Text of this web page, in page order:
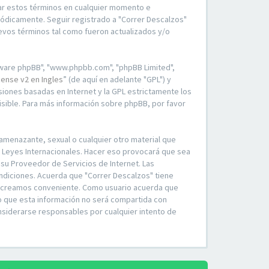
estos términos en cualquier momento e
Seguir registrado a "Correr Descalzos"
términos tal como fueron actualizados y/o
phpBB", "www.phpbb.com", "phpBB Limited",
v2 en Ingles” (de aquí en adelante "GPL") y
basadas en Internet y la GPL estrictamente los
Para más información sobre phpBB, por favor
sexual o cualquier otro material que
Internacionales. Hacer eso provocará que sea
Proveedor de Servicios de Internet. Las
Acuerda que "Correr Descalzos" tiene
conveniente. Como usuario acuerda que
que esta información no será compartida con
responsables por cualquier intento de